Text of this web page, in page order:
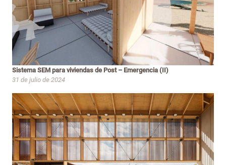
Sistema SEM para viviendas de Post – Emergencia (II)
31 de julio de 2024